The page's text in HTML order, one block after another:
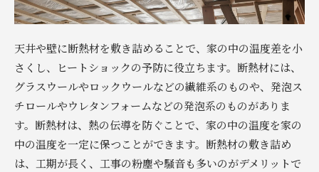
天井や壁に断熱材を敷き詰めることで、家の中の温度差を小
さくし、ヒートショックの予防に役立ちます。断熱材には、
グラスウールやロックウールなどの繊維系のものや、発泡ス
チロールやウレタンフォームなどの発泡系のものがありま
す。断熱材は、熱の伝導を防ぐことで、家の中の温度を家の
中の温度を一定に保つことができます。断熱材の敷き詰め
は、工期が長く、工事の粉塵や騒音も多いのがデメリットで